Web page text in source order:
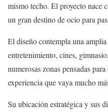
mismo techo. El proyecto nace
un gran destino de ocio para
El diseño contempla una
entretenimiento, cines,
numerosas zonas pensadas
experiencia que vaya mucho
Su ubicación estratégica y sus